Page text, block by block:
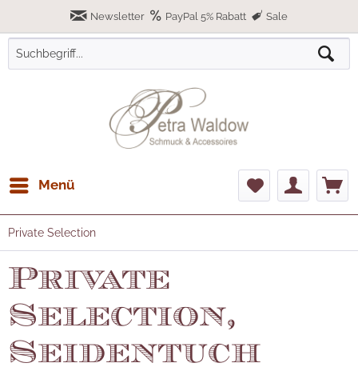
Newsletter PayPal 5% Rabatt Sale
Menü
Private Selection
Private
Selection,
Seidentuch